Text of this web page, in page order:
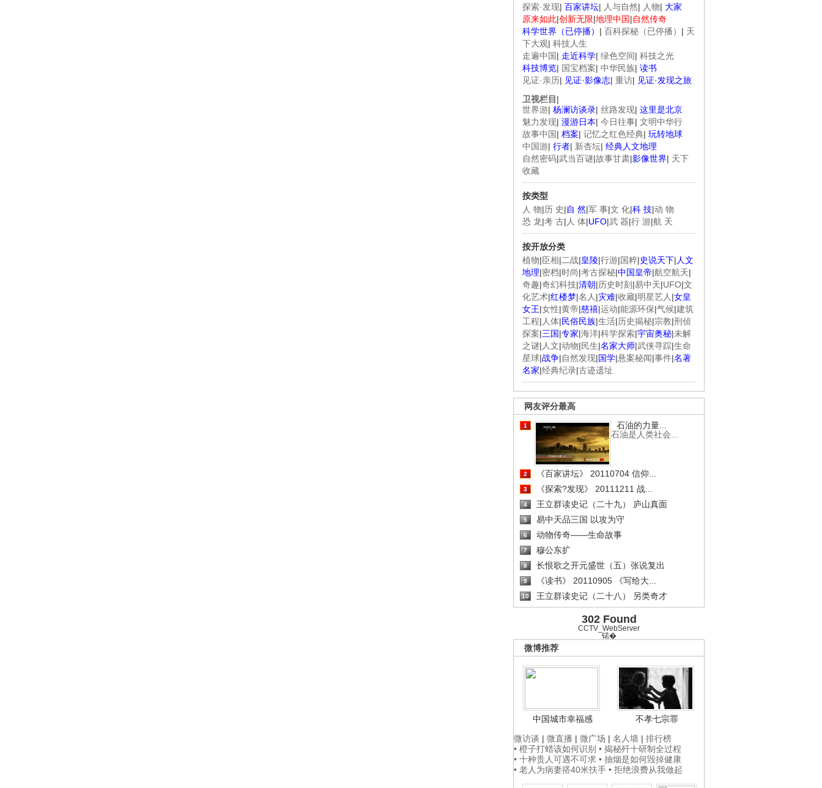
探索·发现| 百家讲坛| 人与自然| 人物| 大家
原来如此|创新无限|地理中国|自然传奇
科学世界（已停播） | 百科探秘（已停播） | 天
下大观| 科技人生
走遍中国| 走近科学| 绿色空间| 科技之光
科技博览| 国宝档案| 中华民族| 读书
见证·亲历| 见证·影像志| 重访| 见证·发现之旅
卫视栏目 |
世界游| 杨澜访谈录| 丝路发现| 这里是北京
魅力发现| 漫游日本| 今日往事| 文明中华行
故事中国| 档案| 记忆之红色经典| 玩转地球
中国游| 行者| 新杏坛| 经典人文地理
自然密码|武当百谜|故事甘肃|影像世界| 天下
收藏
按类型
人 物|历 史|自 然|军 事|文 化|科 技|动 物
恐 龙|考 古| 人 体|UFO|武 器|行 游|航 天
按开放分类
植物|臣相|二战|皇陵|行游|国粹|史说天下| 人文
地理|密档|时尚|考古探秘|中国皇帝|航空航天|
奇趣|奇幻科技|清朝|历史时刻 |易中天|UFO|文
化艺术|红楼梦|名人 |灾难|收藏|明星艺人 |女皇
女王|女性|黄帝|慈禧|运动|能源环保|气候|建筑
工程| 人体|民俗民族|生活|历史揭秘|宗教|刑侦
探案|三国|专家|海洋|科学探索|宇宙奥秘|未解
之谜| 人文|动物|民生|名家大师|武侠寻踪|生命
星球|战争|自然发现|国学|悬案秘闻|事件|名著
名家|经典纪录|古迹遗址
网友评分最高
1
石油的力量...
石油是人类社会...
2 《百家讲坛》 20110704 信仰...
3 《探索?发现》 20111211 战...
4 王立群读史记（二十九） 庐山真面
5 易中天品三国 以攻为守
6 动物传奇——生命故事
7 穆公东扩
8 长恨歌之开元盛世（五）张说复出
9 《读书》 20110905 《写给大...
10 王立群读史记（二十八） 另类奇才
302 Found
CCTV_WebServer
锘�
微博推荐
中国城市幸福感
不孝七宗罪
微访谈 | 微直播 | 微广场 | 名人墙 | 排行榜
• 橙子打蜡该如何识别 • 揭秘歼十研制全过程
• 十种贵人可遇不可求 • 抽烟是如何毁掉健康
• 老人为病妻搭40米扶手 • 拒绝浪费从我做起